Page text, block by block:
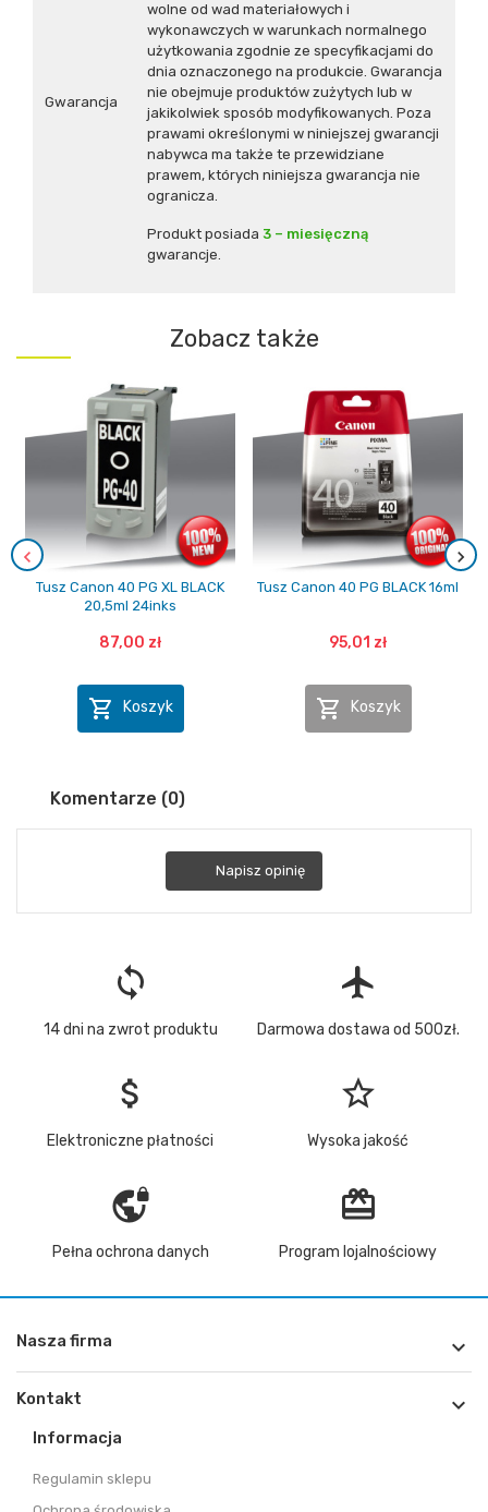
Gwarancja
wolne od wad materiałowych i
wykonawczych w warunkach normalnego
użytkowania zgodnie ze specyfikacjami do
dnia oznaczonego na produkcie. Gwarancja
nie obejmuje produktów zużytych lub w
jakikolwiek sposób modyfikowanych. Poza
prawami określonymi w niniejszej gwarancji
nabywca ma także te przewidziane
prawem, których niniejsza gwarancja nie
ogranicza.
Produkt posiada 3 – miesięczną
gwarancje.
Zobacz także
Tusz Canon 40 PG XL BLACK
20,5ml 24inks
87,00 zł
 Koszyk
Tusz Canon 40 PG BLACK 16ml
95,01 zł
 Koszyk
Komentarze (0)
Napisz opinię
loop
14 dni na zwrot produktu
flight
Darmowa dostawa od 500zł.
attach_money
Elektroniczne płatności
star_border
Wysoka jakość
vpn_lock
Pełna ochrona danych
redeem
Program lojalnościowy
Nasza firma 
Kontakt 
Informacja
Regulamin sklepu